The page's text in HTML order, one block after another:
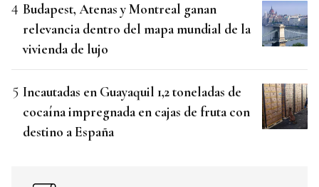
Budapest, Atenas y Montreal ganan
relevancia dentro del mapa mundial de la
vivienda de lujo
Incautadas en Guayaquil 1,2 toneladas de
cocaína impregnada en cajas de fruta con
destino a España